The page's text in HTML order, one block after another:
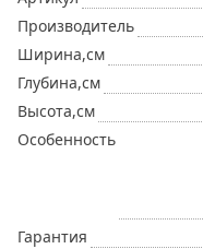
Производитель
Ширина,см
Глубина,см
Высота,см
Особенность
Гарантия